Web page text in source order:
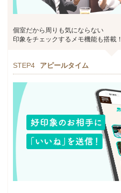
個室だから周りも気にならない
印象をチェックするメモ機能も搭載！
STEP4 アピールタイム